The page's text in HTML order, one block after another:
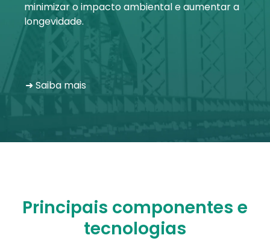
Minha conta
minimizar o impacto ambiental e aumentar a
longevidade.
➜ Saiba mais
Principais componentes e
tecnologias